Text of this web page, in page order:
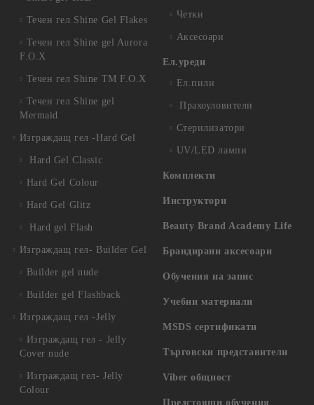
Течен гел Shine Gel Flakes
Течен гел Shine gel Aurora
F.O.X
Течен гел Shine TM F.O.X
Течен гел Shine gel
Mermaid
Изграждащ гел -Hard Gel
Hard Gel Classic
Hard Gel Colour
Hard Gel Glitz
Hard gel Flash
Изграждащ гел- Builder Gel
Builder gel nude
Builder gel Flashback
Изграждащ гел -Jelly
Изграждащ гел - Jelly
Cover nude
Изграждащ гел- Jelly
Colour
Четки
Аксесоари
Ел.уреди
Ел.пили
Прахоуловители
Стерилизатори
UV/LED лампи
Комплекти
Инструктори
Beauty Brand Academy Life
Брандирани аксесоари
Обучения на запис
Учебни материали
MSDS сертификати
Търговски представители
Viber общност
Предстоящи обучения